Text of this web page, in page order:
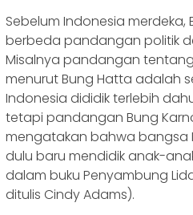
Sebelum Indonesia merdeka,
berbeda pandangan politik
Misalnya pandangan
menurut Bung Hatta adalah
Indonesia dididik terlebih
tetapi pandangan Bung
mengatakan bahwa bangsa
dulu baru mendidik anak-
dalam buku Penyambung
ditulis Cindy Adams).